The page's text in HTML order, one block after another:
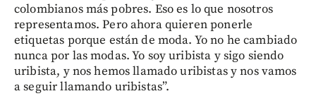
colombianos más pobres. Eso es lo que nosotros
representamos. Pero ahora quieren ponerle
etiquetas porque están de moda. Yo no he cambiado
nunca por las modas. Yo soy uribista y sigo siendo
uribista, y nos hemos llamado uribistas y nos vamos
a seguir llamando uribistas”.